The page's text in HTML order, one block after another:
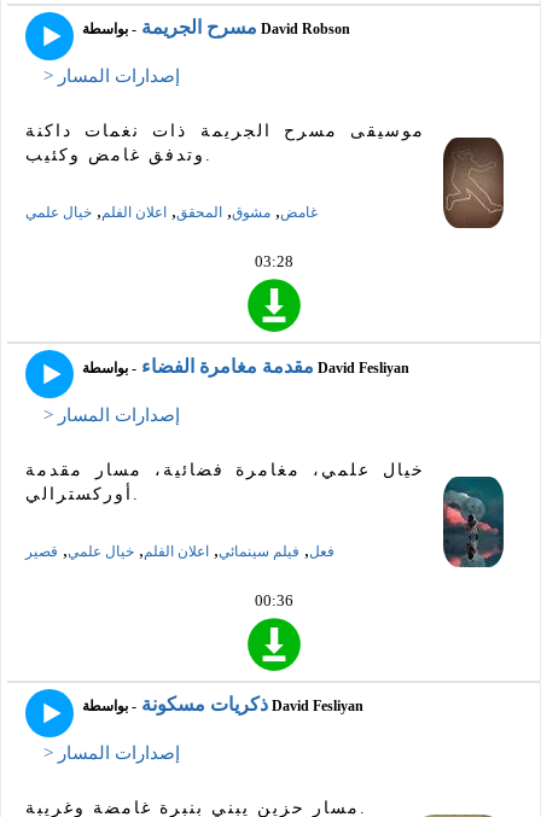
مسرح الجريمة - بواسطة David Robson
> إصدارات المسار
موسيقى مسرح الجريمة ذات نغمات داكنة
وتدفق غامض وكئيب.
غامض, مشوق, المحقق, اعلان الفلم, خيال علمي
03:28
مقدمة مغامرة الفضاء - بواسطة David Fesliyan
> إصدارات المسار
خيال علمي، مغامرة فضائية، مسار مقدمة
فعل, فيلم سينمائي, اعلان الفلم , خيال علمي, قصير
00:36
ذكريات مسكونة - بواسطة David Fesliyan
> إصدارات المسار